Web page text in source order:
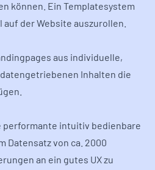
können. Ein Templatesystem
der Website auszurollen.
aus individuelle,
Inhalten die
performante intuitiv bedienbare
Datensatz von ca. 2000
an ein gutes UX zu